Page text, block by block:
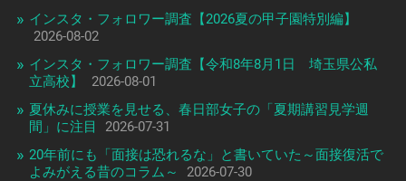
インスタ・フォロワー調査【2026夏の甲子園特別編】
2026-08-02
インスタ・フォロワー調査【令和8年8月1日 埼玉県公私
立高校】
2026-08-01
夏休みに授業を見せる、春日部女子の「夏期講習見学週
間」に注目
2026-07-31
20年前にも「面接は恐れるな」と書いていた～面接復活で
よみがえる昔のコラム～
2026-07-30